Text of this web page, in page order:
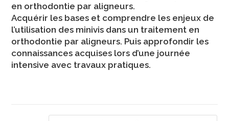
en orthodontie par aligneurs.
Acquérir les bases et comprendre les enjeux de
l’utilisation des minivis dans un traitement en
orthodontie par aligneurs. Puis approfondir les
connaissances acquises lors d’une journée
intensive avec travaux pratiques.